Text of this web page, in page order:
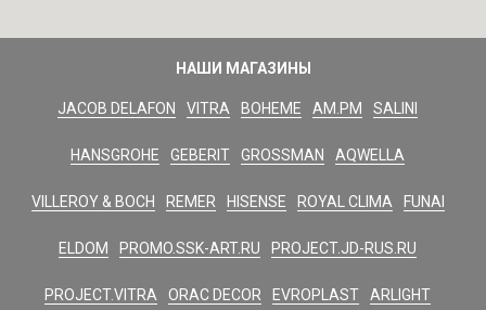
НАШИ МАГАЗИНЫ
JACOB DELAFON VITRA BOHEME AM.PM SALINI
HANSGROHE GEBERIT GROSSMAN AQWELLA
VILLEROY & BOCH REMER HISENSE ROYAL CLIMA FUNAI
ELDOM PROMO.SSK-ART.RU PROJECT.JD-RUS.RU
PROJECT.VITRA ORAC DECOR EVROPLAST ARLIGHT